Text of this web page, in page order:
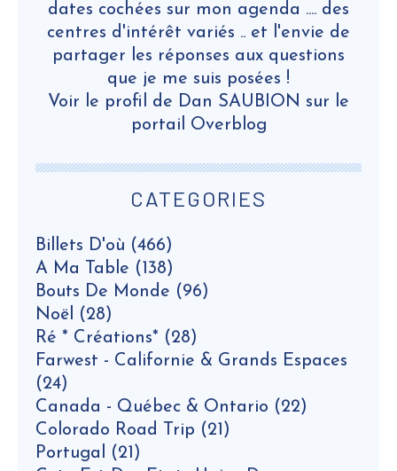
CATEGORIES
Billets D'où (466)
A Ma Table (138)
Bouts De Monde (96)
Noël (28)
Ré * Créations* (28)
Farwest - Californie & Grands Espaces
(24)
Canada - Québec & Ontario (22)
Colorado Road Trip (21)
Portugal (21)
dates cochées sur mon agenda .... des
centres d'intérêt variés .. et l'envie de
partager les réponses aux questions
que je me suis posées !
Voir le profil de Dan SAUBION sur le
portail Overblog